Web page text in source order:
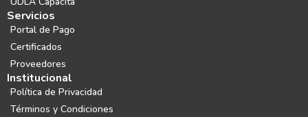
Servicios
Portal de Pago
Certificados
Proveedores
Institucional
Política de Privacidad
Términos y Condiciones